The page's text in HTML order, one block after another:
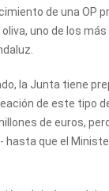
de una OP
uno de los
la Junta tiene
de este tipo
de euros,
hasta que el